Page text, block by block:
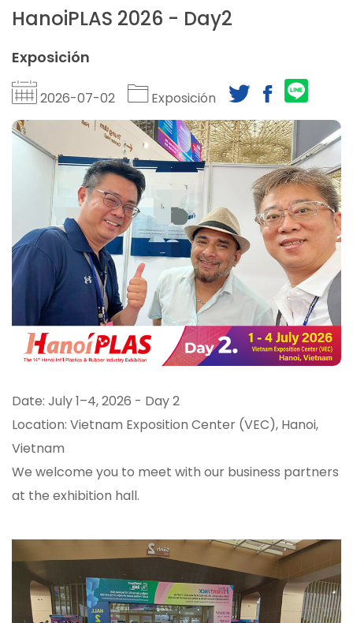
HanoiPLAS 2026 - Day2
Exposición
2026-07-02 Exposición
Date: July 1–4, 2026 - Day 2
Location: Vietnam Exposition Center (VEC), Hanoi,
Vietnam
We welcome you to meet with our business partners
at the exhibition hall.